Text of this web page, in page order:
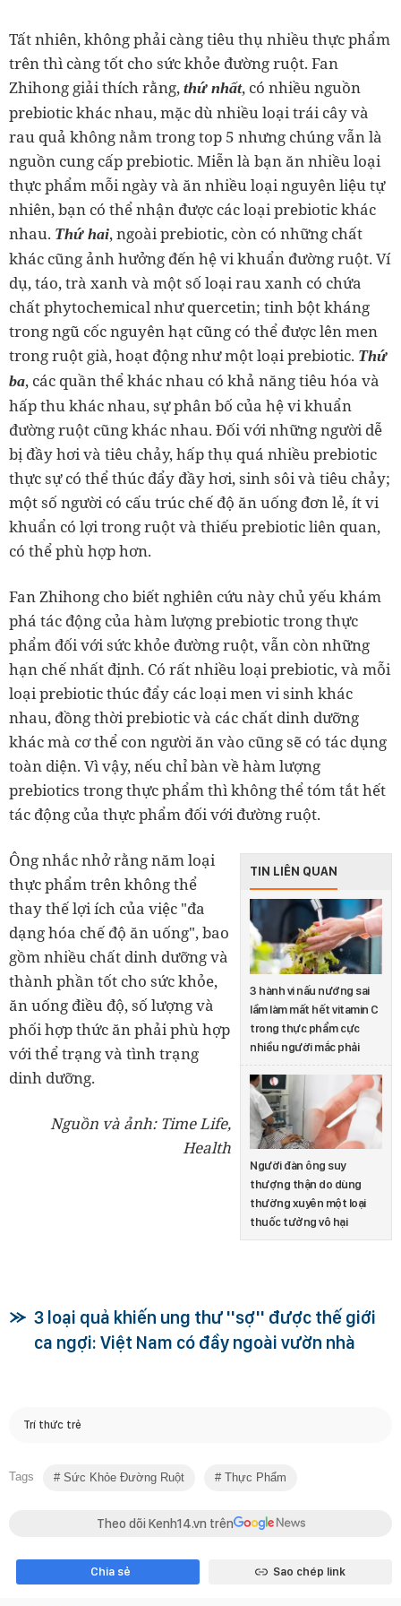
Tất nhiên, không phải càng tiêu thụ nhiều thực phẩm
trên thì càng tốt cho sức khỏe đường ruột. Fan
Zhihong giải thích rằng, thứ nhất, có nhiều nguồn
prebiotic khác nhau, mặc dù nhiều loại trái cây và
rau quả không nằm trong top 5 nhưng chúng vẫn là
nguồn cung cấp prebiotic. Miễn là bạn ăn nhiều loại
thực phẩm mỗi ngày và ăn nhiều loại nguyên liệu tự
nhiên, bạn có thể nhận được các loại prebiotic khác
nhau. Thứ hai, ngoài prebiotic, còn có những chất
khác cũng ảnh hưởng đến hệ vi khuẩn đường ruột. Ví
dụ, táo, trà xanh và một số loại rau xanh có chứa
chất phytochemical như quercetin; tinh bột kháng
trong ngũ cốc nguyên hạt cũng có thể được lên men
trong ruột già, hoạt động như một loại prebiotic. Thứ
ba, các quần thể khác nhau có khả năng tiêu hóa và
hấp thu khác nhau, sự phân bố của hệ vi khuẩn
đường ruột cũng khác nhau. Đối với những người dễ
bị đầy hơi và tiêu chảy, hấp thụ quá nhiều prebiotic
thực sự có thể thúc đẩy đầy hơi, sinh sôi và tiêu chảy;
một số người có cấu trúc chế độ ăn uống đơn lẻ, ít vi
khuẩn có lợi trong ruột và thiếu prebiotic liên quan,
có thể phù hợp hơn.
Fan Zhihong cho biết nghiên cứu này chủ yếu khám
phá tác động của hàm lượng prebiotic trong thực
phẩm đối với sức khỏe đường ruột, vẫn còn những
hạn chế nhất định. Có rất nhiều loại prebiotic, và mỗi
loại prebiotic thúc đẩy các loại men vi sinh khác
nhau, đồng thời prebiotic và các chất dinh dưỡng
khác mà cơ thể con người ăn vào cũng sẽ có tác dụng
toàn diện. Vì vậy, nếu chỉ bàn về hàm lượng
prebiotics trong thực phẩm thì không thể tóm tắt hết
tác động của thực phẩm đối với đường ruột.
TIN LIÊN QUAN
3 hành vi nấu nướng sai
lầm làm mất hết vitamin C
trong thực phẩm cực
nhiều người mắc phải
Người đàn ông suy
thượng thận do dùng
thường xuyên một loại
thuốc tưởng vô hại
Ông nhắc nhở rằng năm loại
thực phẩm trên không thể
thay thế lợi ích của việc "đa
dạng hóa chế độ ăn uống", bao
gồm nhiều chất dinh dưỡng và
thành phần tốt cho sức khỏe,
ăn uống điều độ, số lượng và
phối hợp thức ăn phải phù hợp
với thể trạng và tình trạng
dinh dưỡng.
Nguồn và ảnh: Time Life,
Health
3 loại quả khiến ung thư ''sợ'' được thế giới
ca ngợi: Việt Nam có đầy ngoài vườn nhà
Trí thức trẻ
Tags Sức Khỏe Đường Ruột Thực Phẩm
Theo dõi Kenh14.vn trên
Chia sẻ Sao chép link